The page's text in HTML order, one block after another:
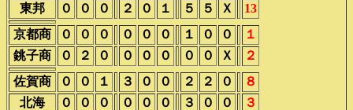
東邦
０ ０ ０ ２ ０ １ ５ ５ Ｘ
13
京都商
０ ０ ０ ０ ０ ０ １ ０ ０
１
銚子商
０ ２ ０ ０ ０ ０ ０ ０ Ｘ
２
佐賀商
０ ０ １ ３ ０ ０ ２ ２ ０
８
北海
０ ０ ０ ０ ０ ０ ３ ０ ０
３